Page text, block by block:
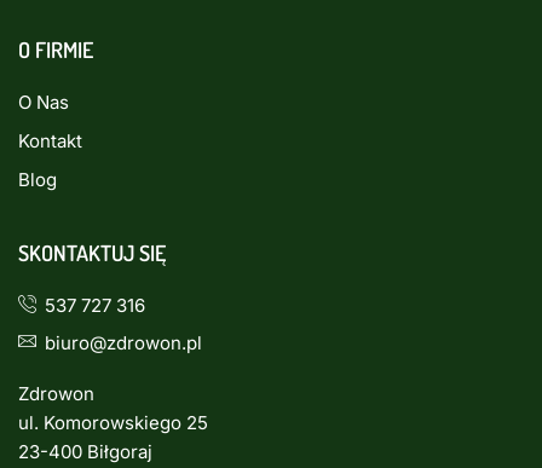
O FIRMIE
O Nas
Kontakt
Blog
SKONTAKTUJ SIĘ
537 727 316
biuro@zdrowon.pl
Zdrowon
ul. Komorowskiego 25
23-400 Biłgoraj